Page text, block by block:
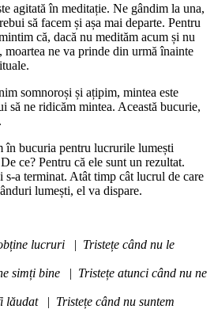
agitată în meditație. Ne gândim la una,
să facem și așa mai departe. Pentru
că, dacă nu medităm acum și nu
moartea ne va prinde din urmă înainte
somnoroși și ațipim, mintea este
să ne ridicăm mintea. Această bucurie,
în bucuria pentru lucrurile lumești
ce? Pentru că ele sunt un rezultat.
s-a terminat. Atât timp cât lucrul de care
lumești, el va dispare.
lucruri | Tristețe când nu le
simți bine | Tristețe atunci când nu ne
lăudat | Tristețe când nu suntem